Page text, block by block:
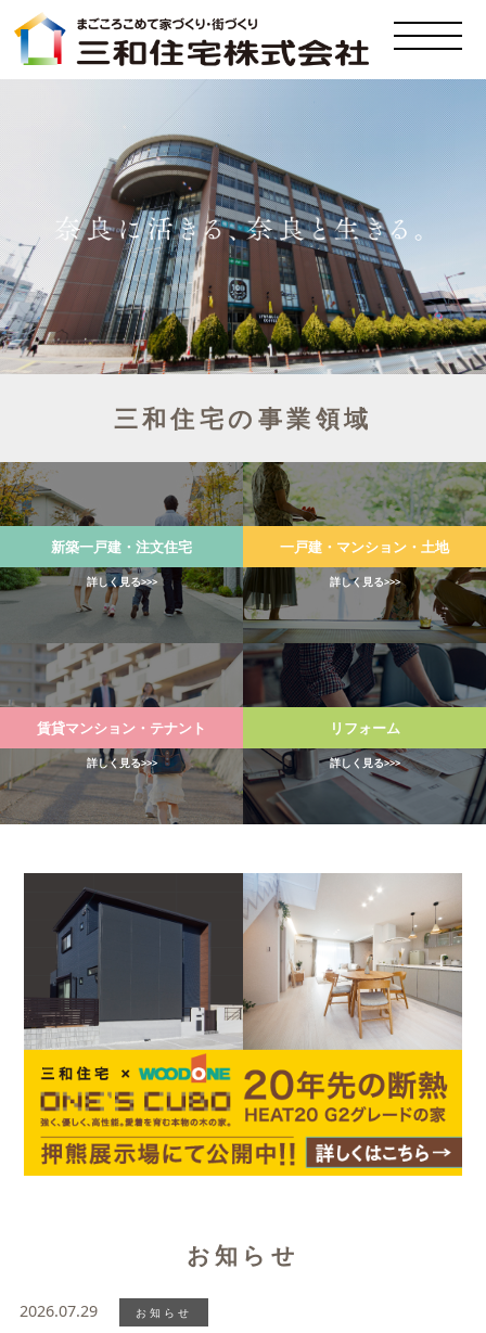
三和住宅の事業領域
新築一戸建・注文住宅
詳しく見る
一戸建・マンション・土地
詳しく見る
賃貸マンション・テナント
詳しく見る
リフォーム
詳しく見る
お知らせ
2026.07.29 お知らせ